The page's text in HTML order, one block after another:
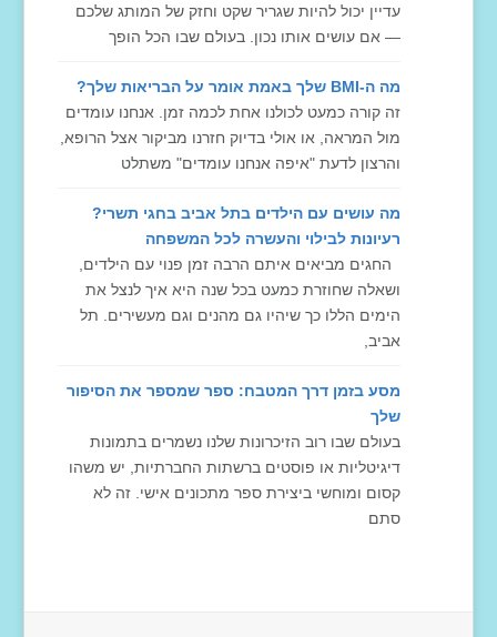
עדיין יכול להיות שגריר שקט וחזק של המותג שלכם
— אם עושים אותו נכון. בעולם שבו הכל הופך
מה ה-BMI שלך באמת אומר על הבריאות שלך?
זה קורה כמעט לכולנו אחת לכמה זמן. אנחנו עומדים
מול המראה, או אולי בדיוק חזרנו מביקור אצל הרופא,
והרצון לדעת "איפה אנחנו עומדים" משתלט
מה עושים עם הילדים בתל אביב בחגי תשרי?
רעיונות לבילוי והעשרה לכל המשפחה
החגים מביאים איתם הרבה זמן פנוי עם הילדים,
ושאלה שחוזרת כמעט בכל שנה היא איך לנצל את
הימים הללו כך שיהיו גם מהנים וגם מעשירים. תל
אביב,
מסע בזמן דרך המטבח: ספר שמספר את הסיפור
שלך
בעולם שבו רוב הזיכרונות שלנו נשמרים בתמונות
דיגיטליות או פוסטים ברשתות החברתיות, יש משהו
קסום ומוחשי ביצירת ספר מתכונים אישי. זה לא
סתם